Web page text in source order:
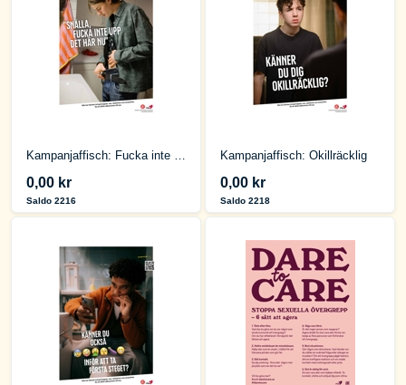
Kampanjaffisch: Fucka inte upp
0,00 kr
Saldo 2216
Kampanjaffisch: Okillräcklig
0,00 kr
Saldo 2218